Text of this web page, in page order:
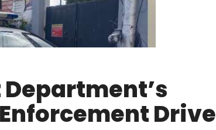
Drive